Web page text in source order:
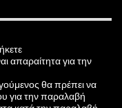
απαραίτητα για την
θα πρέπει να
για την παραλαβή